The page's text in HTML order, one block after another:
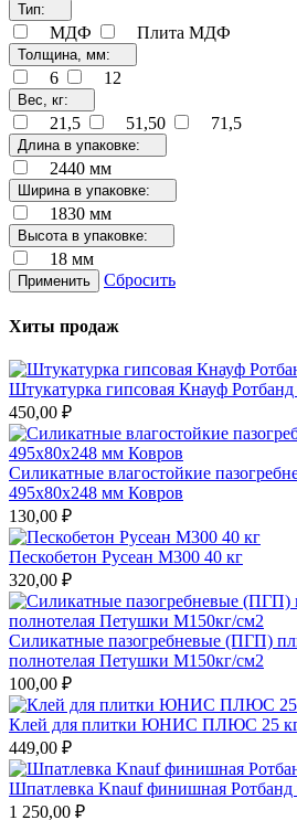
Тип:
МДФ Плита МДФ
Толщина, мм:
6 12
Вес, кг:
21,5 51,50 71,5
Длина в упаковке:
2440 мм
Ширина в упаковке:
1830 мм
Высота в упаковке:
18 мм
Применить Сбросить
Хиты продаж
Штукатурка гипсовая Кнауф Ротбанд
450,00 ₽
Силикатные влагостойкие
495х80х248 мм Ковров
130,00 ₽
Пескобетон Русеан М300 40 кг
320,00 ₽
Силикатные пазогребневые (ПГП)
полнотелая Петушки М150кг/см2
100,00 ₽
Клей для плитки ЮНИС ПЛЮС 25
449,00 ₽
Шпатлевка Knauf финишная Ротбанд
1 250,00 ₽